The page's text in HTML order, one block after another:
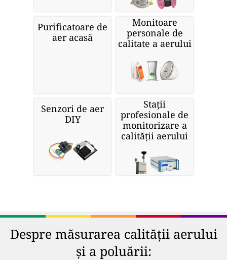
Purificatoare de
aer acasă
Monitoare
personale de
calitate a aerului
Senzori de aer
DIY
Stații
profesionale de
monitorizare a
calității aerului
Despre măsurarea calității aerului
și a poluării: